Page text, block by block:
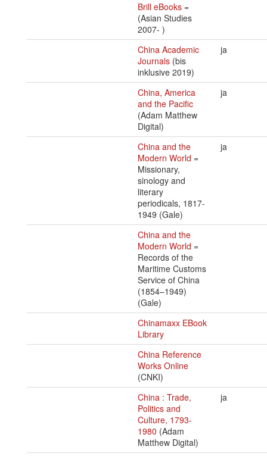
Brill eBooks=
(Asian Studies
2007- )
China Academic
Journals(bis
inklusive 2019)
ja
China, America
and the Pacific
(Adam Matthew
Digital)
ja
China and the
Modern World =
Missionary,
sinology and
literary
periodicals, 1817-
1949 (Gale)
ja
China and the
Modern World =
Records of the
Maritime Customs
Service of China
(1854–1949)
(Gale)
Chinamaxx EBook
Library
China Reference
Works Online
(CNKI)
China : Trade,
Politics and
Culture, 1793-
1980 (Adam
Matthew Digital)
ja